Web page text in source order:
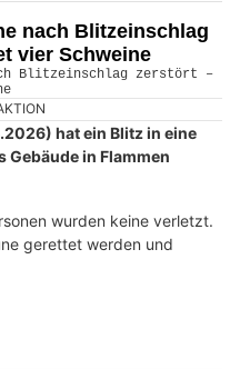
nach Blitzeinschlag
vier Schweine
hat ein Blitz in eine
Gebäude in Flammen
wurden keine verletzt.
gerettet werden und